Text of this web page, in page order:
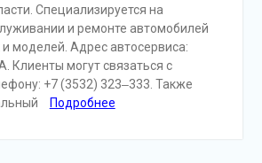
Специализируется на
и ремонте автомобилей
моделей. Адрес автосервиса:
Клиенты могут связаться с
+7 (3532) 323‒333. Также
Подробнее